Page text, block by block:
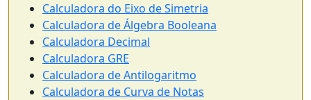
Calculadora do Eixo de Simetria
Calculadora de Álgebra Booleana
Calculadora Decimal
Calculadora GRE
Calculadora de Antilogaritmo
Calculadora de Curva de Notas